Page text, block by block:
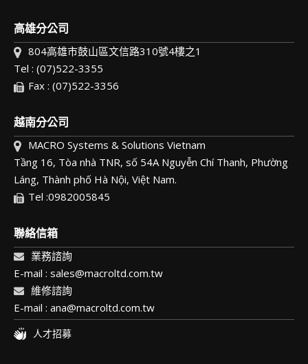
高雄分公司
804高雄市鼓山區文信路310號4樓之1
Tel : (07)522-3355
Fax : (07)522-3356
越南分公司
MACRO Systems & Solutions Vietnam
Tầng 16, Tòa nhà TNR, số 54A Nguyễn Chí Thanh, Phường
Láng, Thành phố Hà Nội, Việt Nam.
Tel :0982005845
聯絡信箱
業務諮詢
E-mail : sales@macroltd.com.tw
維修諮詢
E-mail : ana@macroltd.com.tw
人才招募